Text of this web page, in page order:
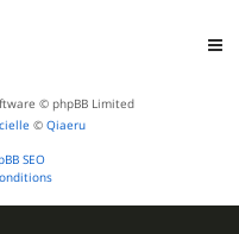
© phpBB Limited
© Qiaeru
SEO